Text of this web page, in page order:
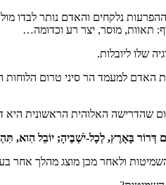
נלקחים והאדם נותר לבדו
תאוות, מוסר, יצר רע וכדומה…
שלו ליובלות.
האדם למעמד הר סיני טרום הלוחות
שהדרישה האלוהית הראשונית היא
בָּאָרֶץ, לְכָל-יֹשְׁבֶיהָ; יוֹבֵל הִוא,
ולאחר מכן מוצג מהלך אחר